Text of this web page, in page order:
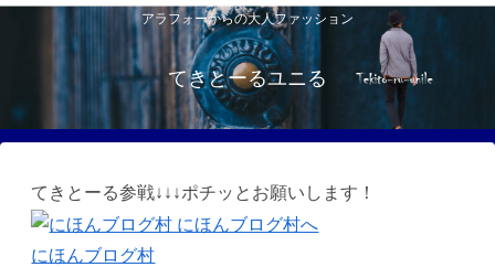
アラフォーからの大人ファッション
てきとーるユニる
てきとーる参戦↓↓↓ポチッとお願いします！
にほんブログ村